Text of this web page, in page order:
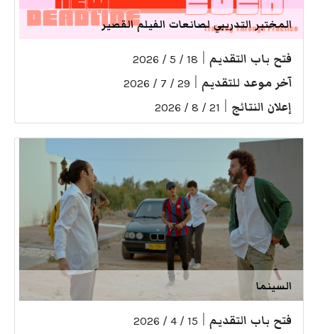
المختبر التدريبي لصانعات الفيلم القصير
فتح باب التقديم 18 / 5 / 2026
آخر موعد للتقديم 29 / 7 / 2026
إعلان النتائج 21 / 8 / 2026
السينما
فتح باب التقديم 15 / 4 / 2026